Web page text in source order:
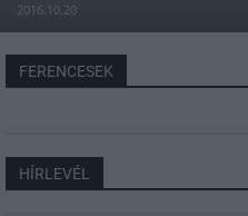
2016.10.20
FERENCESEK
HÍRLEVÉL